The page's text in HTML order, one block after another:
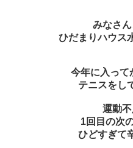
みなさ
ひだまりハウス
今年に入って
テニスをし
運動
1回目の次
ひどすぎて